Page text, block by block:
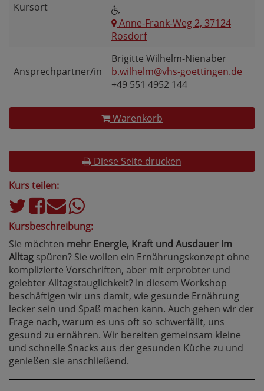
Kursort
Anne-Frank-Weg 2, 37124
Rosdorf
Ansprechpartner/in
Brigitte Wilhelm-Nienaber
b.wilhelm@vhs-goettingen.de
+49 551 4952 144
Warenkorb
Diese Seite drucken
Kurs teilen:
Kursbeschreibung:
Sie möchten mehr Energie, Kraft und Ausdauer im
Alltag spüren? Sie wollen ein Ernährungskonzept ohne
komplizierte Vorschriften, aber mit erprobter und
gelebter Alltagstauglichkeit? In diesem Workshop
beschäftigen wir uns damit, wie gesunde Ernährung
lecker sein und Spaß machen kann. Auch gehen wir der
Frage nach, warum es uns oft so schwerfällt, uns
gesund zu ernähren. Wir bereiten gemeinsam kleine
und schnelle Snacks aus der gesunden Küche zu und
genießen sie anschließend.